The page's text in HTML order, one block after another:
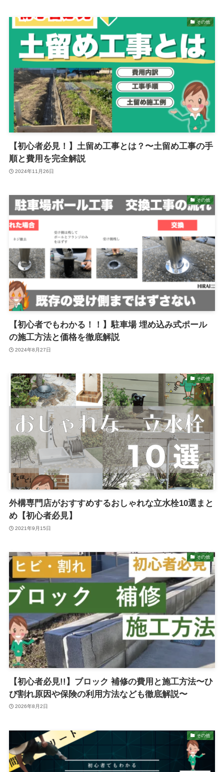
その他
【初心者必見！】土留め工事とは？〜土留め工事の手
順と費用を完全解説
2024年11月26日
その他
【初心者でもわかる！！】駐車場 埋め込み式ポール
の施工方法と価格を徹底解説
2024年8月27日
その他
外構専門店がおすすめするおしゃれな立水栓10選まと
め【初心者必見】
2021年9月15日
その他
【初心者必見!!】ブロック 補修の費用と施工方法〜ひ
び割れ原因や保険の利用方法なども徹底解説〜
2026年8月2日
その他